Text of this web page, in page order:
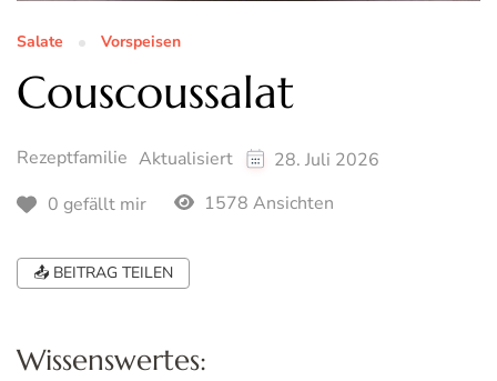
Salate Vorspeisen
Couscoussalat
Rezeptfamilie Aktualisiert
28. Juli 2026
0 gefällt mir
1578 Ansichten
📤 BEITRAG TEILEN
Wissenswertes: